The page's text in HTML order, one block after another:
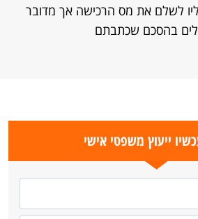
לשלם את מס הרכישה אך מדובר
בהסכם שכתבתם
ייעוץ משפטי אישי